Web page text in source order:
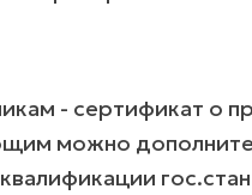
- сертификат о
можно